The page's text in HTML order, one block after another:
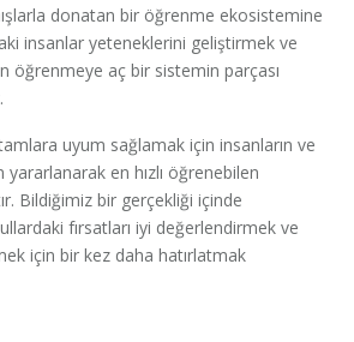
donatan bir öğrenme ekosistemine
insanlar yeteneklerini geliştirmek ve
öğrenmeye aç bir sistemin parçası
uyum sağlamak için insanların ve
en hızlı öğrenebilen
Bildiğimiz bir gerçekliği içinde
fırsatları iyi değerlendirmek ve
için bir kez daha hatırlatmak